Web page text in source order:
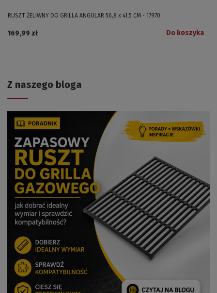
RUSZT ŻELIWNY DO GRILLA ANGULAR 56,8 x 41,5 CM - 17970
169,99 zł Do koszyka
Z naszego bloga